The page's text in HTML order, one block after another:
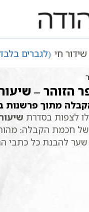
שידור חי (לגברים
שיעורי וידאו
הזוהר –
מתוך פרשנות
לצפות בסדרת
של חכמת הקבלה:
להבנת כל כתבי